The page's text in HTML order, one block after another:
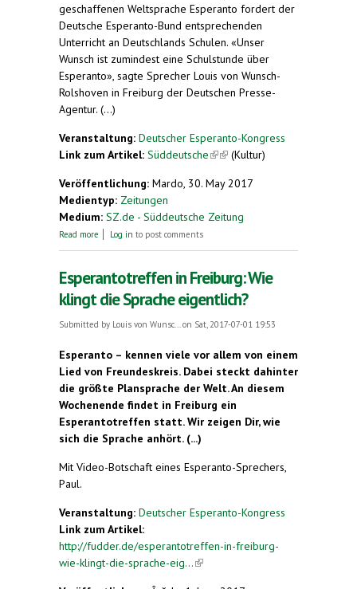
geschaffenen Weltsprache Esperanto fordert der
Deutsche Esperanto-Bund entsprechenden
Unterricht an Deutschlands Schulen. «Unser
Wunsch ist zumindest eine Schulstunde über
Esperanto», sagte Sprecher Louis von Wunsch-
Rolshoven in Freiburg der Deutschen Presse-
Agentur. (...)
Veranstaltung: Deutscher Esperanto-Kongress
Link zum Artikel: Süddeutsche (link is external)
(Kultur)
Veröffentlichung: Mardo, 30. May 2017
Medientyp: Zeitungen
Medium: SZ.de - Süddeutsche Zeitung
Read more about Esperanto-Bund fordert Sprach-Info an
Log in to post comments
Esperantotreffen in Freiburg: Wie
klingt die Sprache eigentlich?
Submitted by Louis von Wunsc... on Sat, 2017-07-01 19:53
Esperanto – kennen viele vor allem von einem
Lied von Freundeskreis. Dabei steckt dahinter
die größte Plansprache der Welt. An diesem
Wochenende findet in Freiburg ein
Esperantotreffen statt. Wir zeigen Dir, wie
sich die Sprache anhört. (...)
Mit Video-Botschaft eines Esperanto-Sprechers,
Paul.
Veranstaltung: Deutscher Esperanto-Kongress
Link zum Artikel:
http://fudder.de/esperantotreffen-in-freiburg-
wie-klingt-die-sprache-eig...(link is external)